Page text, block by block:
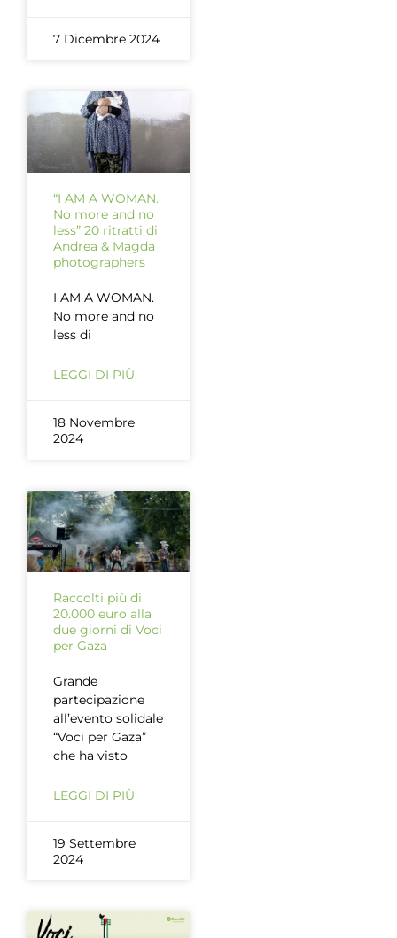
7 Dicembre 2024
“I AM A WOMAN.
No more and no
less” 20 ritratti di
Andrea & Magda
photographers
I AM A WOMAN.
No more and no
less di
LEGGI DI PIÙ
18 Novembre
2024
Raccolti più di
20.000 euro alla
due giorni di Voci
per Gaza
Grande
partecipazione
all’evento solidale
“Voci per Gaza”
che ha visto
LEGGI DI PIÙ
19 Settembre
2024